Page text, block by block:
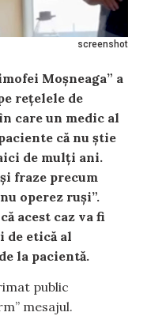
screenshot
Moșneaga” a
rețelele de
care un medic al
că nu știe
de mulți ani.
fraze precum
operez ruși”.
acest caz va fi
de etică al
la pacientă.
public
mesajul.